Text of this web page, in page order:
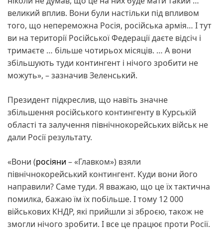
великий вплив. Вони були настільки під впливом
того, що непереможна Росія, російська армія… І тут
ви на території Російської Федерації даєте відсіч і
тримаєте … більше чотирьох місяців. … А вони
збільшують туди контингент і нічого зробити не
можуть», – зазначив Зеленський.
Президент підкреслив, що навіть значне
збільшення російського контингенту в Курській
області та залучення північнокорейських військ не
дали Росії результату.
«Вони (росіяни – «Главком») взяли
північнокорейський контингент. Куди вони його
направили? Саме туди. Я вважаю, що це їх тактична
помилка, бажаю їм їх побільше. І тому 12 000
військових КНДР, які прийшли зі зброєю, також не
змогли нічого зробити. І все це працює проти Росії.